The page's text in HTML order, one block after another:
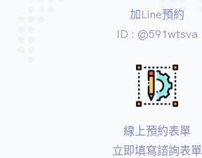
加Line預約
ID : @591wtsva
線上預約表單
立即填寫諮詢表單